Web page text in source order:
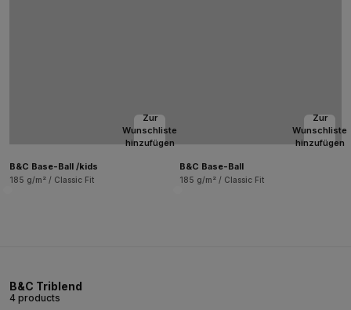
Zur
Wunschliste
hinzufügen
B&C Base-Ball /kids
185 g/m² / Classic Fit
Zur
Wunschliste
hinzufügen
B&C Base-Ball
185 g/m² / Classic Fit
B&C Triblend
4 products